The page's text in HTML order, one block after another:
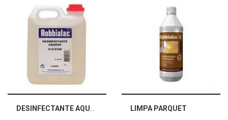
LIMPA PARQUET